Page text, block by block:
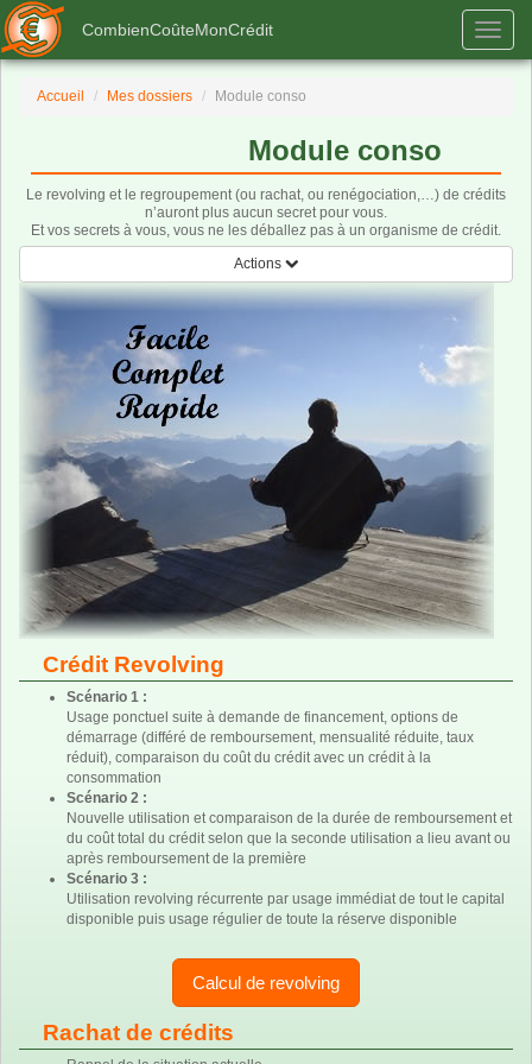
CombienCoûteMonCrédit
Accueil Mes dossiers Module conso
Module conso
Le revolving et le regroupement (ou rachat, ou renégociation,…) de crédits
n’auront plus aucun secret pour vous.
Et vos secrets à vous, vous ne les déballez pas à un organisme de crédit.
Toggle navigation
Actions
Crédit Revolving
Scénario 1 :
Usage ponctuel suite à demande de financement, options de
démarrage (différé de remboursement, mensualité réduite, taux
réduit), comparaison du coût du crédit avec un crédit à la
consommation
Scénario 2 :
Nouvelle utilisation et comparaison de la durée de remboursement et
du coût total du crédit selon que la seconde utilisation a lieu avant ou
après remboursement de la première
Scénario 3 :
Utilisation revolving récurrente par usage immédiat de tout le capital
disponible puis usage régulier de toute la réserve disponible
Calcul de revolving
Rachat de crédits